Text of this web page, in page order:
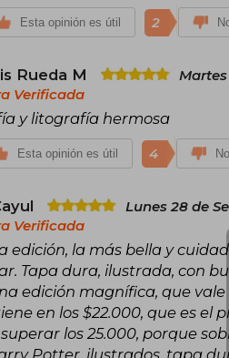
Esta opinión es útil 2
Rueda M
Martes
Verificada
y litografía hermosa
Esta opinión es útil 4
Lunes 28 de
Verificada
edición, la más bella y
Tapa dura, ilustrada, con
edición magnífica, que
en los $22.000, que es el
los 25.000, porque
Potter, ilustrados, tapa